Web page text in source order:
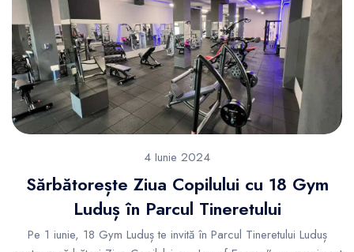
4 Iunie 2024
Sărbătorește Ziua Copilului cu 18 Gym
Luduș în Parcul Tineretului
Pe 1 iunie, 18 Gym Luduș te invită în Parcul Tineretului Luduș